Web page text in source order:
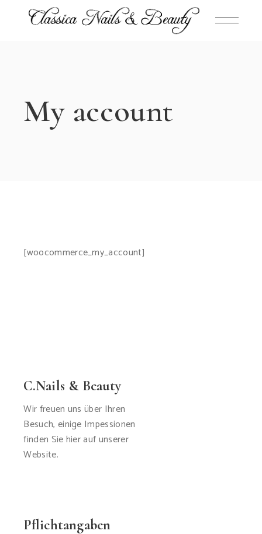
My account
[woocommerce_my_account]
C.Nails & Beauty
Wir freuen uns über Ihren
Besuch, einige Impessionen
finden Sie hier auf unserer
Website.
Pflichtangaben